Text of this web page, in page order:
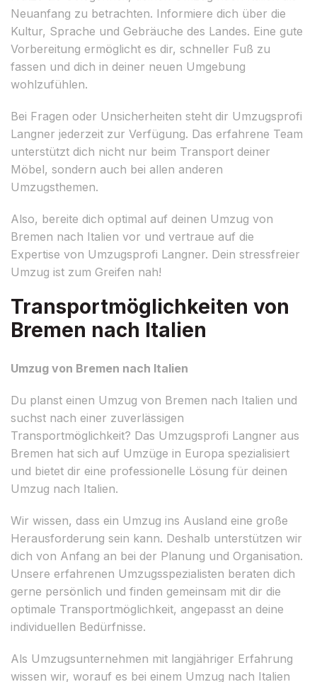
Neuanfang zu betrachten. Informiere dich über die
Kultur, Sprache und Gebräuche des Landes. Eine gute
Vorbereitung ermöglicht es dir, schneller Fuß zu
fassen und dich in deiner neuen Umgebung
wohlzufühlen.
Bei Fragen oder Unsicherheiten steht dir Umzugsprofi
Langner jederzeit zur Verfügung. Das erfahrene Team
unterstützt dich nicht nur beim Transport deiner
Möbel, sondern auch bei allen anderen
Umzugsthemen.
Also, bereite dich optimal auf deinen Umzug von
Bremen nach Italien vor und vertraue auf die
Expertise von Umzugsprofi Langner. Dein stressfreier
Umzug ist zum Greifen nah!
Transportmöglichkeiten von
Bremen nach Italien
Umzug von Bremen nach Italien
Du planst einen Umzug von Bremen nach Italien und
suchst nach einer zuverlässigen
Transportmöglichkeit? Das Umzugsprofi Langner aus
Bremen hat sich auf Umzüge in Europa spezialisiert
und bietet dir eine professionelle Lösung für deinen
Umzug nach Italien.
Wir wissen, dass ein Umzug ins Ausland eine große
Herausforderung sein kann. Deshalb unterstützen wir
dich von Anfang an bei der Planung und Organisation.
Unsere erfahrenen Umzugsspezialisten beraten dich
gerne persönlich und finden gemeinsam mit dir die
optimale Transportmöglichkeit, angepasst an deine
individuellen Bedürfnisse.
Als Umzugsunternehmen mit langjähriger Erfahrung
wissen wir, worauf es bei einem Umzug nach Italien